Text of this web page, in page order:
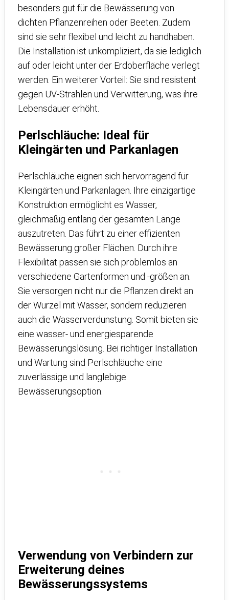
besonders gut für die Bewässerung von
dichten Pflanzenreihen oder Beeten. Zudem
sind sie sehr flexibel und leicht zu handhaben.
Die Installation ist unkompliziert, da sie lediglich
auf oder leicht unter der Erdoberfläche verlegt
werden. Ein weiterer Vorteil: Sie sind resistent
gegen UV-Strahlen und Verwitterung, was ihre
Lebensdauer erhöht.
Perlschläuche: Ideal für
Kleingärten und Parkanlagen
Perlschläuche eignen sich hervorragend für
Kleingärten und Parkanlagen. Ihre einzigartige
Konstruktion ermöglicht es Wasser,
gleichmäßig entlang der gesamten Länge
auszutreten. Das führt zu einer effizienten
Bewässerung großer Flächen. Durch ihre
Flexibilität passen sie sich problemlos an
verschiedene Gartenformen und -größen an.
Sie versorgen nicht nur die Pflanzen direkt an
der Wurzel mit Wasser, sondern reduzieren
auch die Wasserverdunstung. Somit bieten sie
eine wasser- und energiesparende
Bewässerungslösung. Bei richtiger Installation
und Wartung sind Perlschläuche eine
zuverlässige und langlebige
Bewässerungsoption.
Verwendung von Verbindern zur
Erweiterung deines
Bewässerungssystems